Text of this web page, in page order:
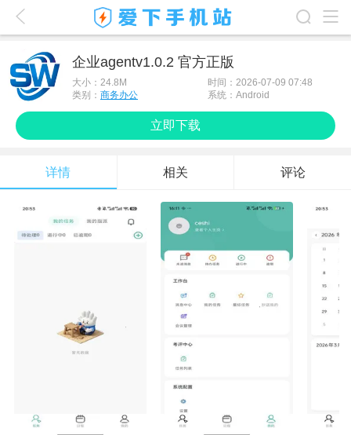
应用排行榜
最新游戏
最新应用
手机使用
游戏攻略
企业agentv1.0.2 官方正版
大小： 24.8M
时间：2026-07-09 07:48
类别： 商务办公 系统：Android
立即下载
详情 相关 评论